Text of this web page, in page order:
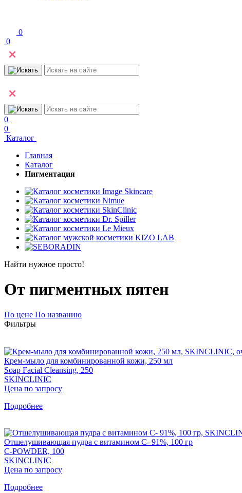
0
0
0
0
Каталог
Главная
Каталог
Пигментация
Найти нужное просто!
От пигментных пятен
По цене По названию
Фильтры
Крем-мыло для комбинированной кожи, 250 мл
Soap Facial Cleansing, 250
SKINCLINIC
Цена по запросу
Подробнее
Отшелушивающая пудра с витамином С- 91%, 100 гр
C-POWDER, 100
SKINCLINIC
Цена по запросу
Подробнее